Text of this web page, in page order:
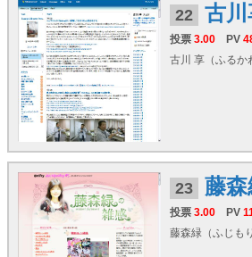
22 古川
投票 3.00 PV
古川 享（ふるか
23 藤森
投票 3.00 PV
藤森緑（ふじも